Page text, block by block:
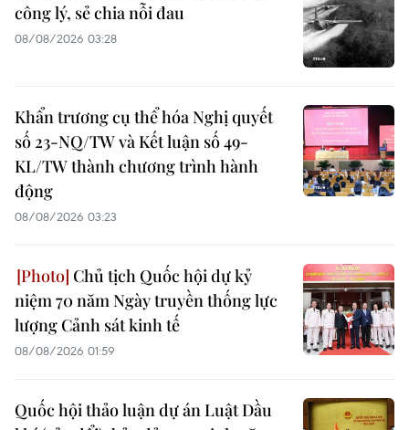
công lý, sẻ chia nỗi đau
08/08/2026 03:28
Khẩn trương cụ thể hóa Nghị quyết
số 23-NQ/TW và Kết luận số 49-
KL/TW thành chương trình hành
động
08/08/2026 03:23
Chủ tịch Quốc hội dự kỷ
niệm 70 năm Ngày truyền thống lực
lượng Cảnh sát kinh tế
08/08/2026 01:59
Quốc hội thảo luận dự án Luật Dầu